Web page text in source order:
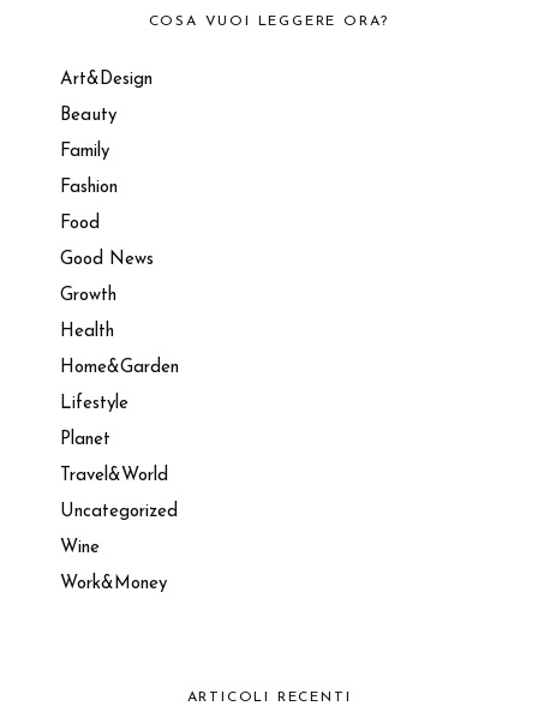
COSA VUOI LEGGERE ORA?
Art&Design
Beauty
Family
Fashion
Food
Good News
Growth
Health
Home&Garden
Lifestyle
Planet
Travel&World
Uncategorized
Wine
Work&Money
ARTICOLI RECENTI